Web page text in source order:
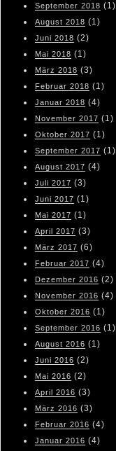
September 2018 (1)
August 2018 (1)
Juni 2018 (2)
Mai 2018 (1)
März 2018 (3)
Februar 2018 (1)
Januar 2018 (4)
November 2017 (1)
Oktober 2017 (1)
September 2017 (1)
August 2017 (4)
Juli 2017 (3)
Juni 2017 (1)
Mai 2017 (1)
April 2017 (3)
März 2017 (6)
Februar 2017 (4)
Dezember 2016 (2)
November 2016 (4)
Oktober 2016 (1)
September 2016 (1)
August 2016 (1)
Juni 2016 (2)
Mai 2016 (2)
April 2016 (3)
März 2016 (3)
Februar 2016 (4)
Januar 2016 (4)